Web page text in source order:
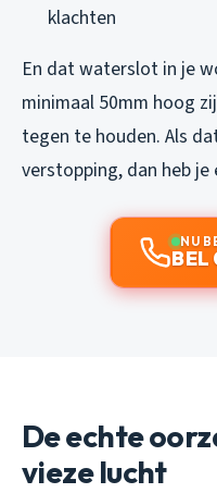
klachten
En dat waterslot in je
minimaal 50mm hoog
tegen te houden. Als
verstopping, dan heb
NU
BEL
De echte
vieze lucht